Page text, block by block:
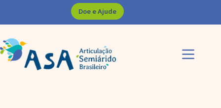
Doe e Ajude